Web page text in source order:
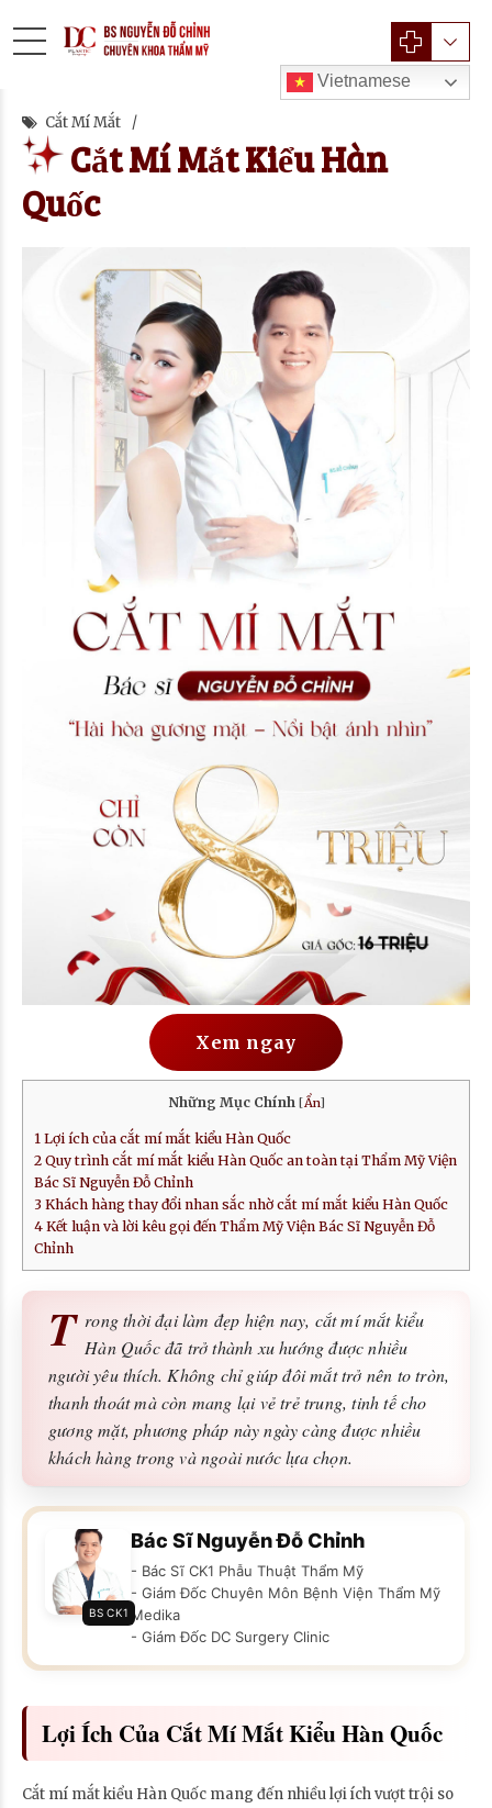
Vietnamese
Cắt Mí Mắt
Cắt Mí Mắt Kiểu Hàn
Quốc
Xem ngay
Những Mục Chính [Ẩn]
1 Lợi ích của cắt mí mắt kiểu Hàn Quốc
2 Quy trình cắt mí mắt kiểu Hàn Quốc an toàn tại Thẩm Mỹ Viện
Bác Sĩ Nguyễn Đỗ Chỉnh
3 Khách hàng thay đổi nhan sắc nhờ cắt mí mắt kiểu Hàn Quốc
4 Kết luận và lời kêu gọi đến Thẩm Mỹ Viện Bác Sĩ Nguyễn Đỗ
Chỉnh
T rong thời đại làm đẹp hiện nay, cắt mí mắt kiểu
Hàn Quốc đã trở thành xu hướng được nhiều
người yêu thích. Không chỉ giúp đôi mắt trở nên to tròn,
thanh thoát mà còn mang lại vẻ trẻ trung, tinh tế cho
gương mặt, phương pháp này ngày càng được nhiều
khách hàng trong và ngoài nước lựa chọn.
BS CK1
Bác Sĩ Nguyễn Đỗ Chỉnh
- Bác Sĩ CK1 Phẫu Thuật Thẩm Mỹ
- Giám Đốc Chuyên Môn Bệnh Viện Thẩm Mỹ
Medika
- Giám Đốc DC Surgery Clinic
Lợi Ích Của Cắt Mí Mắt Kiểu Hàn Quốc
Cắt mí mắt kiểu Hàn Quốc mang đến nhiều lợi ích vượt trội so